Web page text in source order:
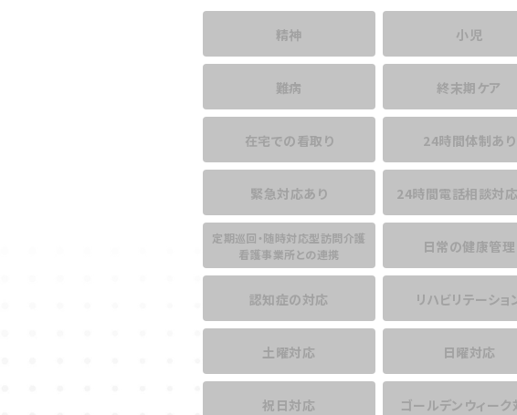
精神 小児
難病 終末期ケア
在宅での看取り 24時間体制あり
緊急対応あり 24時間電話相談対
定期巡回・随時対応型訪問介護
看護事業所との連携
日常の健康管理
認知症の対応 リハビリテーショ
土曜対応 日曜対応
祝日対応 ゴールデンウィーク